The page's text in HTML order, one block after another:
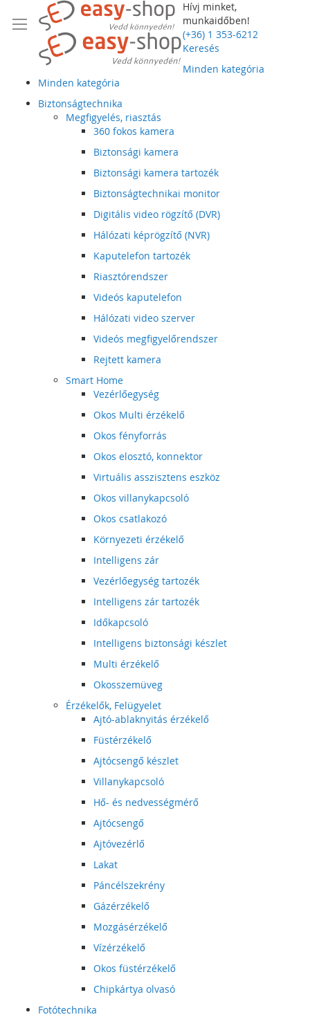
Hívj minket,
munkaidőben!
(+36) 1 353-6212
Keresés
Minden kategória
Minden kategória
Biztonságtechnika
Megfigyelés, riasztás
360 fokos kamera
Biztonsági kamera
Biztonsági kamera tartozék
Biztonságtechnikai monitor
Digitális video rögzítő (DVR)
Hálózati képrögzítő (NVR)
Kaputelefon tartozék
Riasztórendszer
Videós kaputelefon
Hálózati video szerver
Videós megfigyelőrendszer
Rejtett kamera
Smart Home
Vezérlőegység
Okos Multi érzékelő
Okos fényforrás
Okos elosztó, konnektor
Virtuális asszisztens eszköz
Okos villanykapcsoló
Okos csatlakozó
Környezeti érzékelő
Intelligens zár
Vezérlőegység tartozék
Intelligens zár tartozék
Időkapcsoló
Intelligens biztonsági készlet
Multi érzékelő
Okosszemüveg
Érzékelők, Felügyelet
Ajtó-ablaknyitás érzékelő
Füstérzékelő
Ajtócsengő készlet
Villanykapcsoló
Hő- és nedvességmérő
Ajtócsengő
Ajtóvezérlő
Lakat
Páncélszekrény
Gázérzékelő
Mozgásérzékelő
Vízérzékelő
Okos füstérzékelő
Chipkártya olvasó
Fotótechnika